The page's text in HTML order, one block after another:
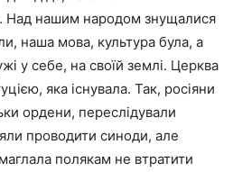
Над нашим народом знущалися
наша мова, культура була, а
у себе, на своїй землі. Церква
яка існувала. Так, росіяни
ордени, переслідували
проводити синоди, але
полякам не втратити